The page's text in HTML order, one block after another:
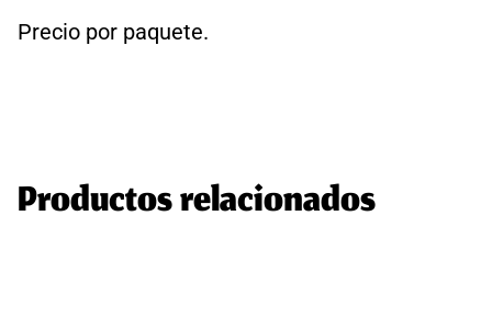
Precio por paquete.
Productos relacionados